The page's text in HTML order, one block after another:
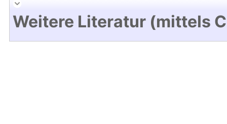
Weitere Literatur (mittels